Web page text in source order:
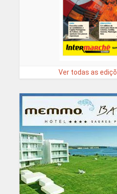
Ver todas as